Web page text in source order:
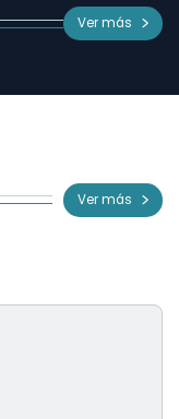
Ver más
Ver más